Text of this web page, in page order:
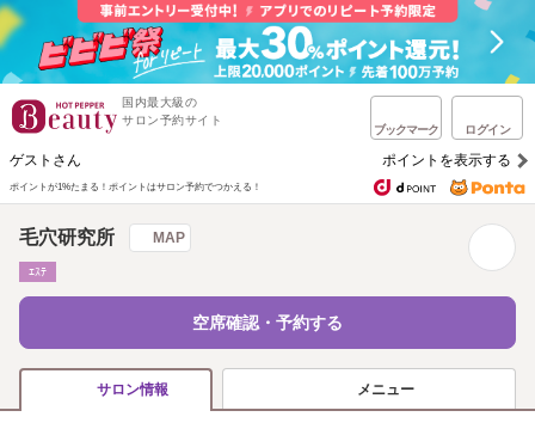
国内最大級の
サロン予約サイト
ブックマーク ログイン
ゲストさん ポイントを表示する
ポイントが1%たまる！ ポイントはサロン予約でつかえる！
毛穴研究所 MAP
ｴｽﾃ
空席確認・予約する
サロン情報 メニュー